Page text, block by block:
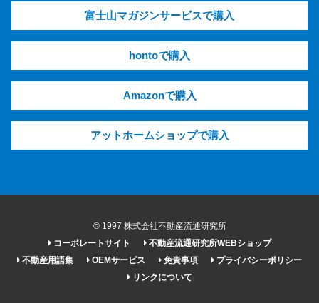
富士山マガジンサービスで購入
hontoで購入
Amazonで購入
アットホームショップで購入
© 1997 株式会社不動産流通研究所
コーポレートサイト
不動産流通研究所WEBショップ
不動産用語集
OEMサービス 免責事項
プライバシーポリシー
リンクについて